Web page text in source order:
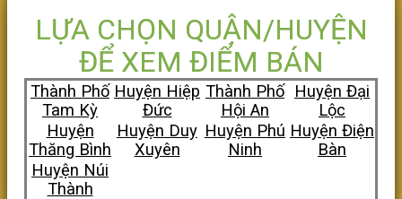
LỰA CHỌN QUẬN/HUYỆN
ĐỂ XEM ĐIỂM BÁN
Thành Phố
Tam Kỳ
Huyện Hiệp
Đức
Thành Phố
Hội An
Huyện Đại
Lộc
Huyện
Thăng Bình
Huyện Duy
Xuyên
Huyện Phú
Ninh
Huyện Điện
Bàn
Huyện Núi
Thành